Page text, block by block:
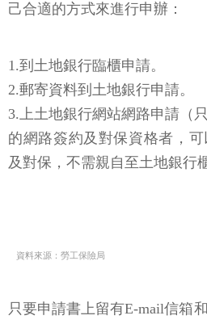
己合適的方式來進行申辦：
1.到土地銀行臨櫃申請。
2.郵寄資料到土地銀行申請。
3.上土地銀行網站網路申請（
的網路簽約及對保資格者，
及對保，不需親自至土地銀行
資料來源：勞工保險局
只要申請書上留有E-mail信箱